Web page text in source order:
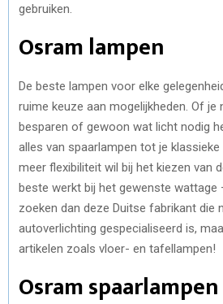
gebruiken.
Osram lampen
De beste lampen voor elke
ruime keuze aan mogelijkheden. Of je
besparen of gewoon wat licht nodig
alles van spaarlampen tot je
meer flexibiliteit wil bij het kiezen van
beste werkt bij het gewenste wattage
zoeken dan deze Duitse fabrikant die
autoverlichting gespecialiseerd is,
artikelen zoals vloer- en tafellampen!
Osram spaarlampen